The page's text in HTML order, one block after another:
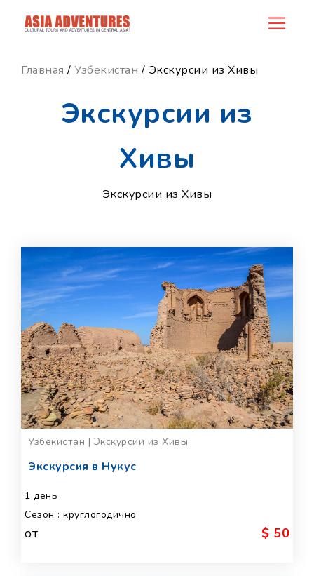
ncategory_id
Главная / Узбекистан / Экскурсии из Хивы
Экскурсии из
Хивы
Экскурсии из Хивы
Узбекистан | Экскурсии из Хивы
Экскурсия в Нукус
1 день
Сезон : круглогодично
от $ 50